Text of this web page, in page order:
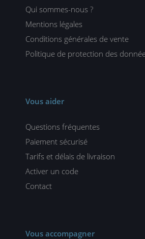
Qui sommes-nous ?
Mentions légales
Conditions générales de vente
Politique de protection des
Vous aider
Questions fréquentes
Paiement sécurisé
Tarifs et délais de livraison
Activer un code
Contact
Vous accompagner